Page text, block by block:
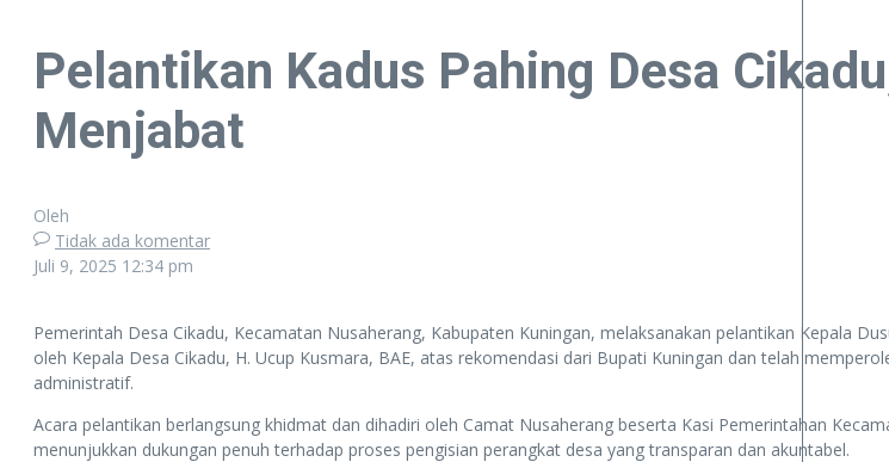
Pelantikan Kadus Pahing Desa
Menjabat
Oleh
Tidak ada komentar
Juli 9, 2025 12:34 pm
Pemerintah Desa Cikadu, Kecamatan Nusaherang, Kabupaten Kuningan, melaksanakan pelantikan Kepala
oleh Kepala Desa Cikadu, H. Ucup Kusmara, BAE, atas rekomendasi dari Bupati Kuningan dan telah
administratif.
Acara pelantikan berlangsung khidmat dan dihadiri oleh Camat Nusaherang beserta Kasi Pemerintahan
menunjukkan dukungan penuh terhadap proses pengisian perangkat desa yang transparan dan akuntabel.